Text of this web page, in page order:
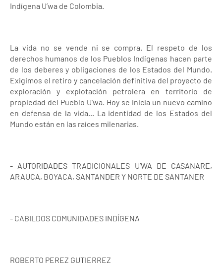
Indígena U’wa de Colombia.
La vida no se vende ni se compra. El respeto de los
derechos humanos de los Pueblos Indígenas hacen parte
de los deberes y obligaciones de los Estados del Mundo.
Exigimos el retiro y cancelación definitiva del proyecto de
exploración y explotación petrolera en territorio de
propiedad del Pueblo U’wa. Hoy se inicia un nuevo camino
en defensa de la vida... La identidad de los Estados del
Mundo están en las raíces milenarias.
- AUTORIDADES TRADICIONALES U’WA DE CASANARE,
ARAUCA, BOYACA, SANTANDER Y NORTE DE SANTANER
- CABILDOS COMUNIDADES INDÍGENA
ROBERTO PEREZ GUTIERREZ